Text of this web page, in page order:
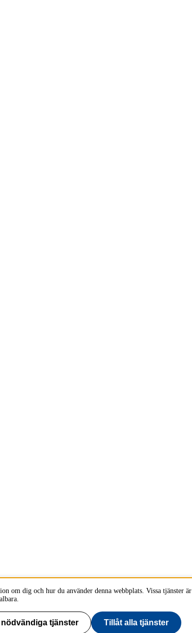
om dig och hur du använder denna webbplats. Vissa tjänster är
tjänster Tillåt alla tjänster